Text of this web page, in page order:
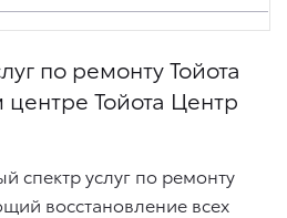
по ремонту Тойота
Тойота Центр
спектр услуг по ремонту
восстановление всех